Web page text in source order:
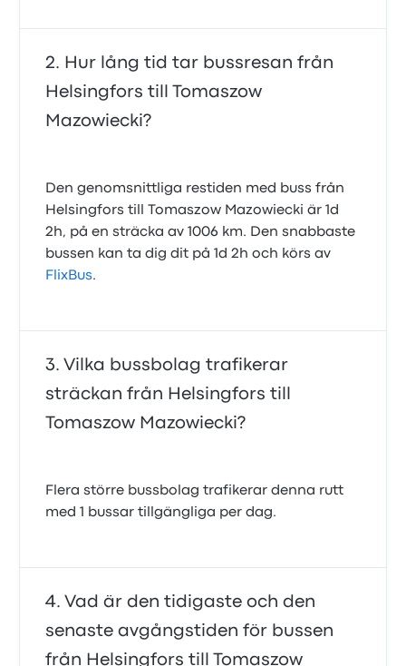
Hur lång tid tar bussresan från
Helsingfors till Tomaszow
Mazowiecki?
Den genomsnittliga restiden med buss från
Helsingfors till Tomaszow Mazowiecki är 1d
2h, på en sträcka av 1006 km. Den snabbaste
bussen kan ta dig dit på 1d 2h och körs av
FlixBus.
Vilka bussbolag trafikerar
sträckan från Helsingfors till
Tomaszow Mazowiecki?
Flera större bussbolag trafikerar denna rutt
med 1 bussar tillgängliga per dag.
Vad är den tidigaste och den
senaste avgångstiden för bussen
från Helsingfors till Tomaszow